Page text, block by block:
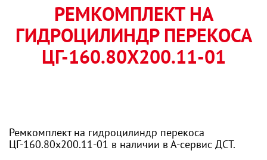
РЕМКОМПЛЕКТ НА
ГИДРОЦИЛИНДР ПЕРЕКОСА
ЦГ-160.80Х200.11-01
Ремкомплект на гидроцилиндр перекоса
ЦГ-160.80х200.11-01 в наличии в А-сервис ДСТ.